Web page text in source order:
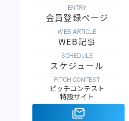
ENTRY
会員登録ページ
WEB ARTICLE
WEB記事
SCHEDULE
スケジュール
PITCH CONTEST
ピッチコンテスト
特設サイト